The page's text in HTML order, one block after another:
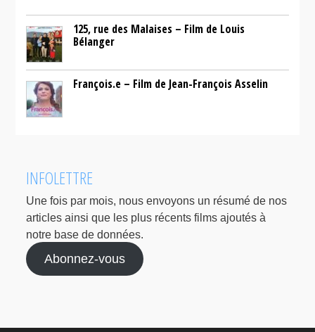
125, rue des Malaises – Film de Louis
Bélanger
François.e – Film de Jean-François Asselin
INFOLETTRE
Une fois par mois, nous envoyons un résumé de nos
articles ainsi que les plus récents films ajoutés à
notre base de données.
Abonnez-vous